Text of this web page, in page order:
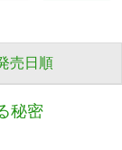
売日順
秘密